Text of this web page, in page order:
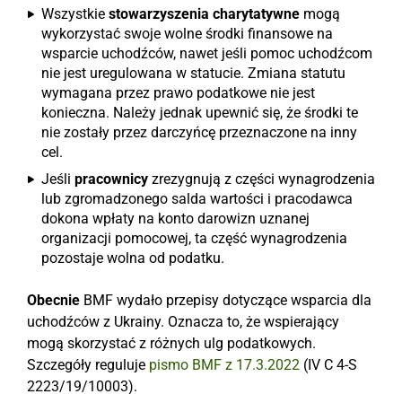
Wszystkie stowarzyszenia charytatywne mogą
wykorzystać swoje wolne środki finansowe na
wsparcie uchodźców, nawet jeśli pomoc uchodźcom
nie jest uregulowana w statucie. Zmiana statutu
wymagana przez prawo podatkowe nie jest
konieczna. Należy jednak upewnić się, że środki te
nie zostały przez darczyńcę przeznaczone na inny
cel.
Jeśli pracownicy zrezygnują z części wynagrodzenia
lub zgromadzonego salda wartości i pracodawca
dokona wpłaty na konto darowizn uznanej
organizacji pomocowej, ta część wynagrodzenia
pozostaje wolna od podatku.
Obecnie BMF wydało przepisy dotyczące wsparcia dla
uchodźców z Ukrainy. Oznacza to, że wspierający
mogą skorzystać z różnych ulg podatkowych.
Szczegóły reguluje pismo BMF z 17.3.2022 (IV C 4-S
2223/19/10003).